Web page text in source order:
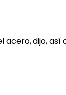
dijo, así